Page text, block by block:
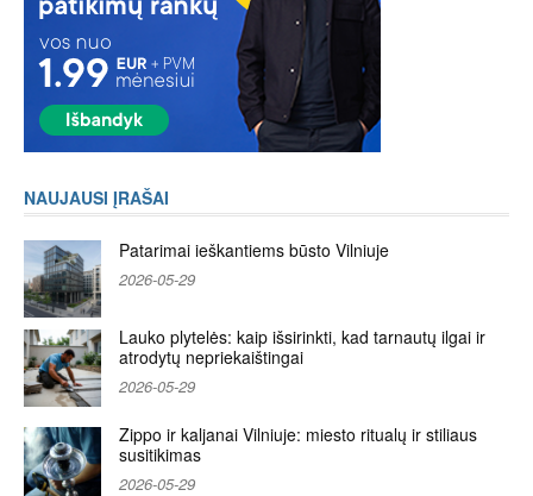
NAUJAUSI ĮRAŠAI
Patarimai ieškantiems būsto Vilniuje
2026-05-29
Lauko plytelės: kaip išsirinkti, kad tarnautų ilgai ir
atrodytų nepriekaištingai
2026-05-29
Zippo ir kaljanai Vilniuje: miesto ritualų ir stiliaus
susitikimas
2026-05-29